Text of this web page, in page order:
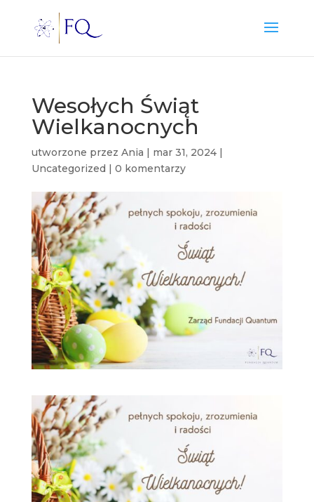
Wesołych Świąt
Wielkanocnych
utworzone przez Ania | mar 31, 2024|
Uncategorized | 0 komentarzy